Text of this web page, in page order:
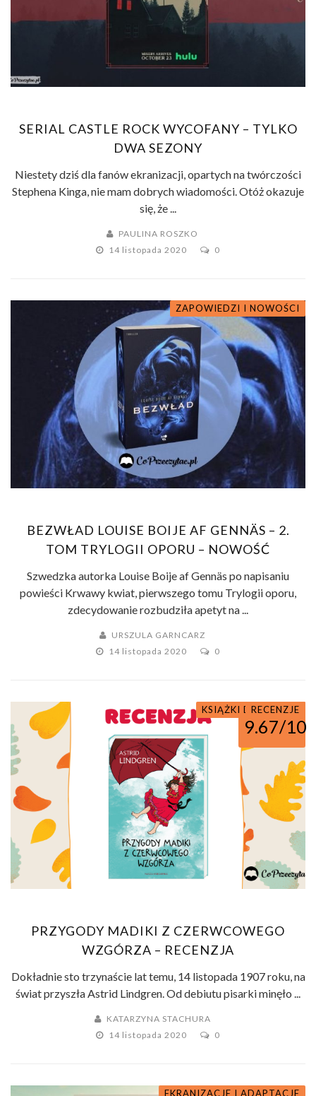
SERIAL CASTLE ROCK WYCOFANY – TYLKO
DWA SEZONY
Niestety dziś dla fanów ekranizacji, opartych na twórczości
Stephena Kinga, nie mam dobrych wiadomości. Otóż okazuje
się, że ...
PAULINA ROSZKO
14 listopada 2020
0
ZAPOWIEDZI I NOWOŚCI
BEZWŁAD LOUISE BOIJE AF GENNÄS – 2.
TOM TRYLOGII OPORU – NOWOŚĆ
Szwedzka autorka Louise Boije af Gennäs po napisaniu
powieści Krwawy kwiat, pierwszego tomu Trylogii oporu,
zdecydowanie rozbudziła apetyt na ...
URSZULA GARNCARZ
14 listopada 2020
0
KSIĄŻKI DLA DZIECI
RECENZJE
9.67/10
PRZYGODY MADIKI Z CZERWCOWEGO
WZGÓRZA – RECENZJA
Dokładnie sto trzynaście lat temu, 14 listopada 1907 roku, na
świat przyszła Astrid Lindgren. Od debiutu pisarki minęło ...
KATARZYNA STACHURA
14 listopada 2020
0
EKRANIZACJE I ADAPTACJE